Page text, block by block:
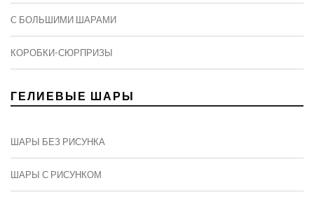
C БОЛЬШИМИ ШАРАМИ
КОРОБКИ-СЮРПРИЗЫ
ГЕЛИЕВЫЕ ШАРЫ
ШАРЫ БЕЗ РИСУНКА
ШАРЫ С РИСУНКОМ